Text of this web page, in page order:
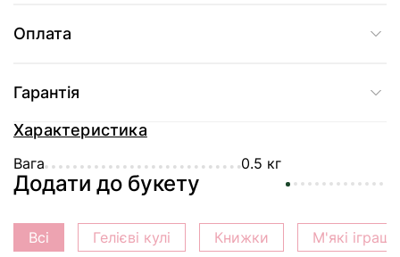
Оплата
Гарантія
Характеристика
Вага 0.5 кг
Додати до букету
Всі Гелієві кулі Книжки М'які